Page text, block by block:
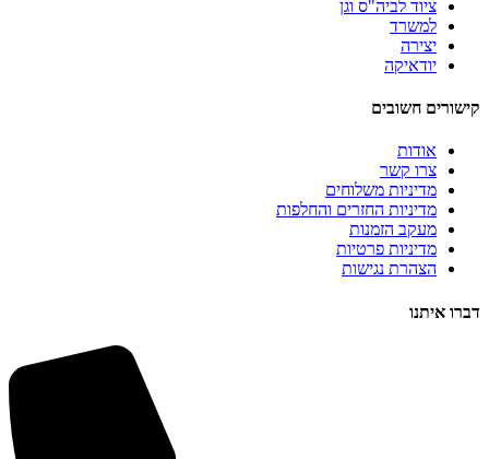
ציוד לביה"ס וגן
למשרד
יצירה
יודאיקה
קישורים חשובים
אודות
צרו קשר
מדיניות משלוחים
מדיניות החזרים והחלפות
מעקב הזמנות
מדיניות פרטיות
הצהרת נגישות
דברו איתנו